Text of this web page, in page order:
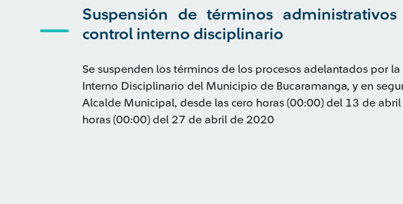
Suspensión de términos
control interno disciplinario
Se suspenden los términos de los procesos adelantados por
Interno Disciplinario del Municipio de Bucaramanga, y en
Alcalde Municipal, desde las cero horas (00:00) del 13 de
horas (00:00) del 27 de abril de 2020